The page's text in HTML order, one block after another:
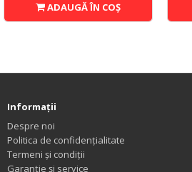
ADAUGĂ ÎN COŞ
Informaţii
Despre noi
Politica de confidențialitate
Termeni și condiții
Garanție și service